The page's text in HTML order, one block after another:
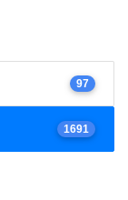
97
1691